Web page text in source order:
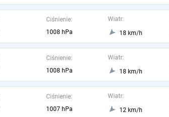
Ciśnienie:
1008 hPa
Wiatr:
18 km/h
Ciśnienie:
1008 hPa
Wiatr:
18 km/h
Ciśnienie:
1007 hPa
Wiatr:
12 km/h